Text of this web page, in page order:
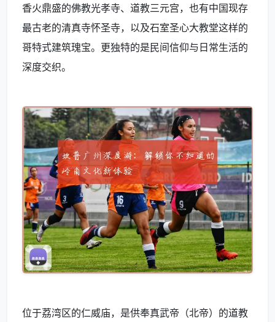
香火鼎盛的佛教光孝寺、道教三元宫，也有中国现存
最古老的清真寺怀圣寺，以及石室圣心大教堂这样的
哥特式建筑瑰宝。更独特的是民间信仰与日常生活的
深度交织。
位于荔湾区的仁威庙，是供奉真武帝（北帝）的道教